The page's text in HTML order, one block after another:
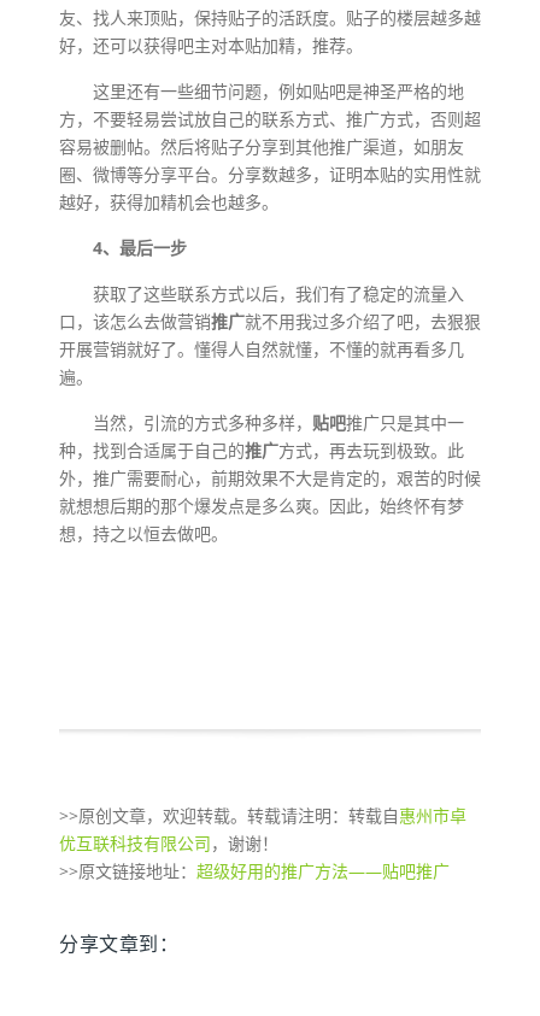
友、找人来顶贴，保持贴子的活跃度。贴子的楼层越多越
好，还可以获得吧主对本贴加精，推荐。
这里还有一些细节问题，例如贴吧是神圣严格的地
方，不要轻易尝试放自己的联系方式、推广方式，否则超
容易被删帖。然后将贴子分享到其他推广渠道，如朋友
圈、微博等分享平台。分享数越多，证明本贴的实用性就
越好，获得加精机会也越多。
4、最后一步
获取了这些联系方式以后，我们有了稳定的流量入
口，该怎么去做营销推广就不用我过多介绍了吧，去狠狠
开展营销就好了。懂得人自然就懂，不懂的就再看多几
遍。
当然，引流的方式多种多样， 贴吧推广只是其中一
种，找到合适属于自己的推广方式，再去玩到极致。此
外，推广需要耐心，前期效果不大是肯定的，艰苦的时候
就想想后期的那个爆发点是多么爽。因此，始终怀有梦
想，持之以恒去做吧。
>>原创文章，欢迎转载。转载请注明：转载自惠州市卓
优互联科技有限公司，谢谢！
>>原文链接地址： 超级好用的推广方法——贴吧推广
分享文章到：